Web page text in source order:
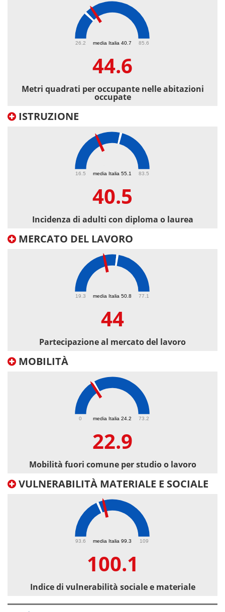
media Italia 40.7
26.2 85.6
44.6
Metri quadrati per occupante nelle abitazioni
occupate
ISTRUZIONE
media Italia 55.1
16.5 83.5
40.5
Incidenza di adulti con diploma o laurea
MERCATO DEL LAVORO
media Italia 50.8
19.3 77.1
44
Partecipazione al mercato del lavoro
MOBILITÀ
media Italia 24.2
0 73.2
22.9
Mobilità fuori comune per studio o lavoro
VULNERABILITÀ MATERIALE E SOCIALE
media Italia 99.3
93.6 109
100.1
Indice di vulnerabilità sociale e materiale